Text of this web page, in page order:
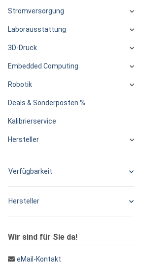
Stromversorgung
Laborausstattung
3D-Druck
Embedded Computing
Robotik
Deals & Sonderposten %
Kalibrierservice
Hersteller
Verfügbarkeit
Hersteller
Wir sind für Sie da!
eMail-Kontakt